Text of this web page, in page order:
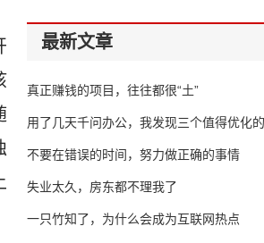
最新文章
真正赚钱的项目，往往都很“土”
用了几天千问办公，我发现三个值得优化
不要在错误的时间，努力做正确的事情
失业太久，房东都不理我了
一只竹知了，为什么会成为互联网热点